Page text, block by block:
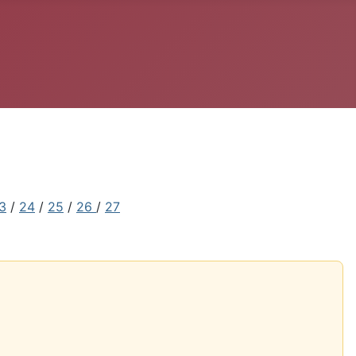
/ 24 / 25 / 26 / 27